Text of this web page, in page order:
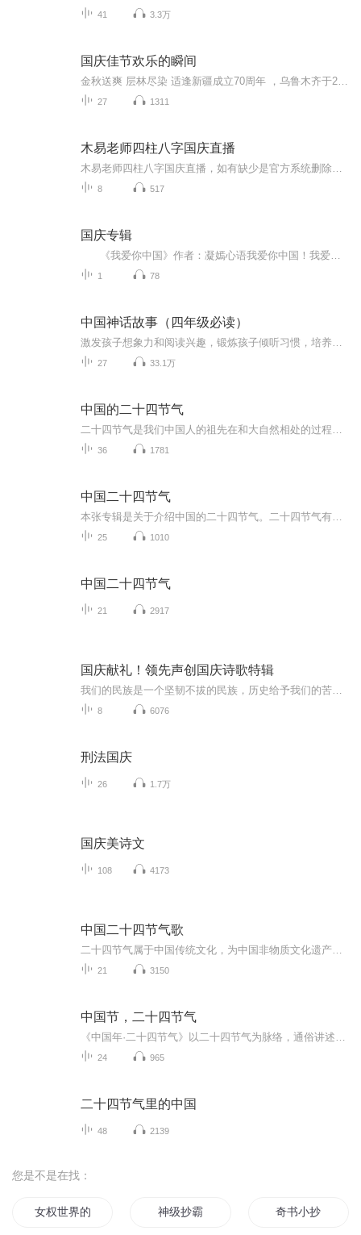
41 3.3万
国庆佳节欢乐的瞬间
27 1311
木易老师四柱八字国庆直播
8 517
国庆专辑
1 78
中国神话故事（四年级必读）
27 33.1万
中国的二十四节气
36 1781
中国二十四节气
25 1010
中国二十四节气
21 2917
国庆献礼！领先声创国庆诗歌特辑
8 6076
刑法国庆
26 1.7万
国庆美诗文
108 4173
中国二十四节气歌
21 3150
中国节，二十四节气
24 965
二十四节气里的中国
48 2139
您是不是在找：
女权世界的文抄公 神级抄霸 奇书小抄